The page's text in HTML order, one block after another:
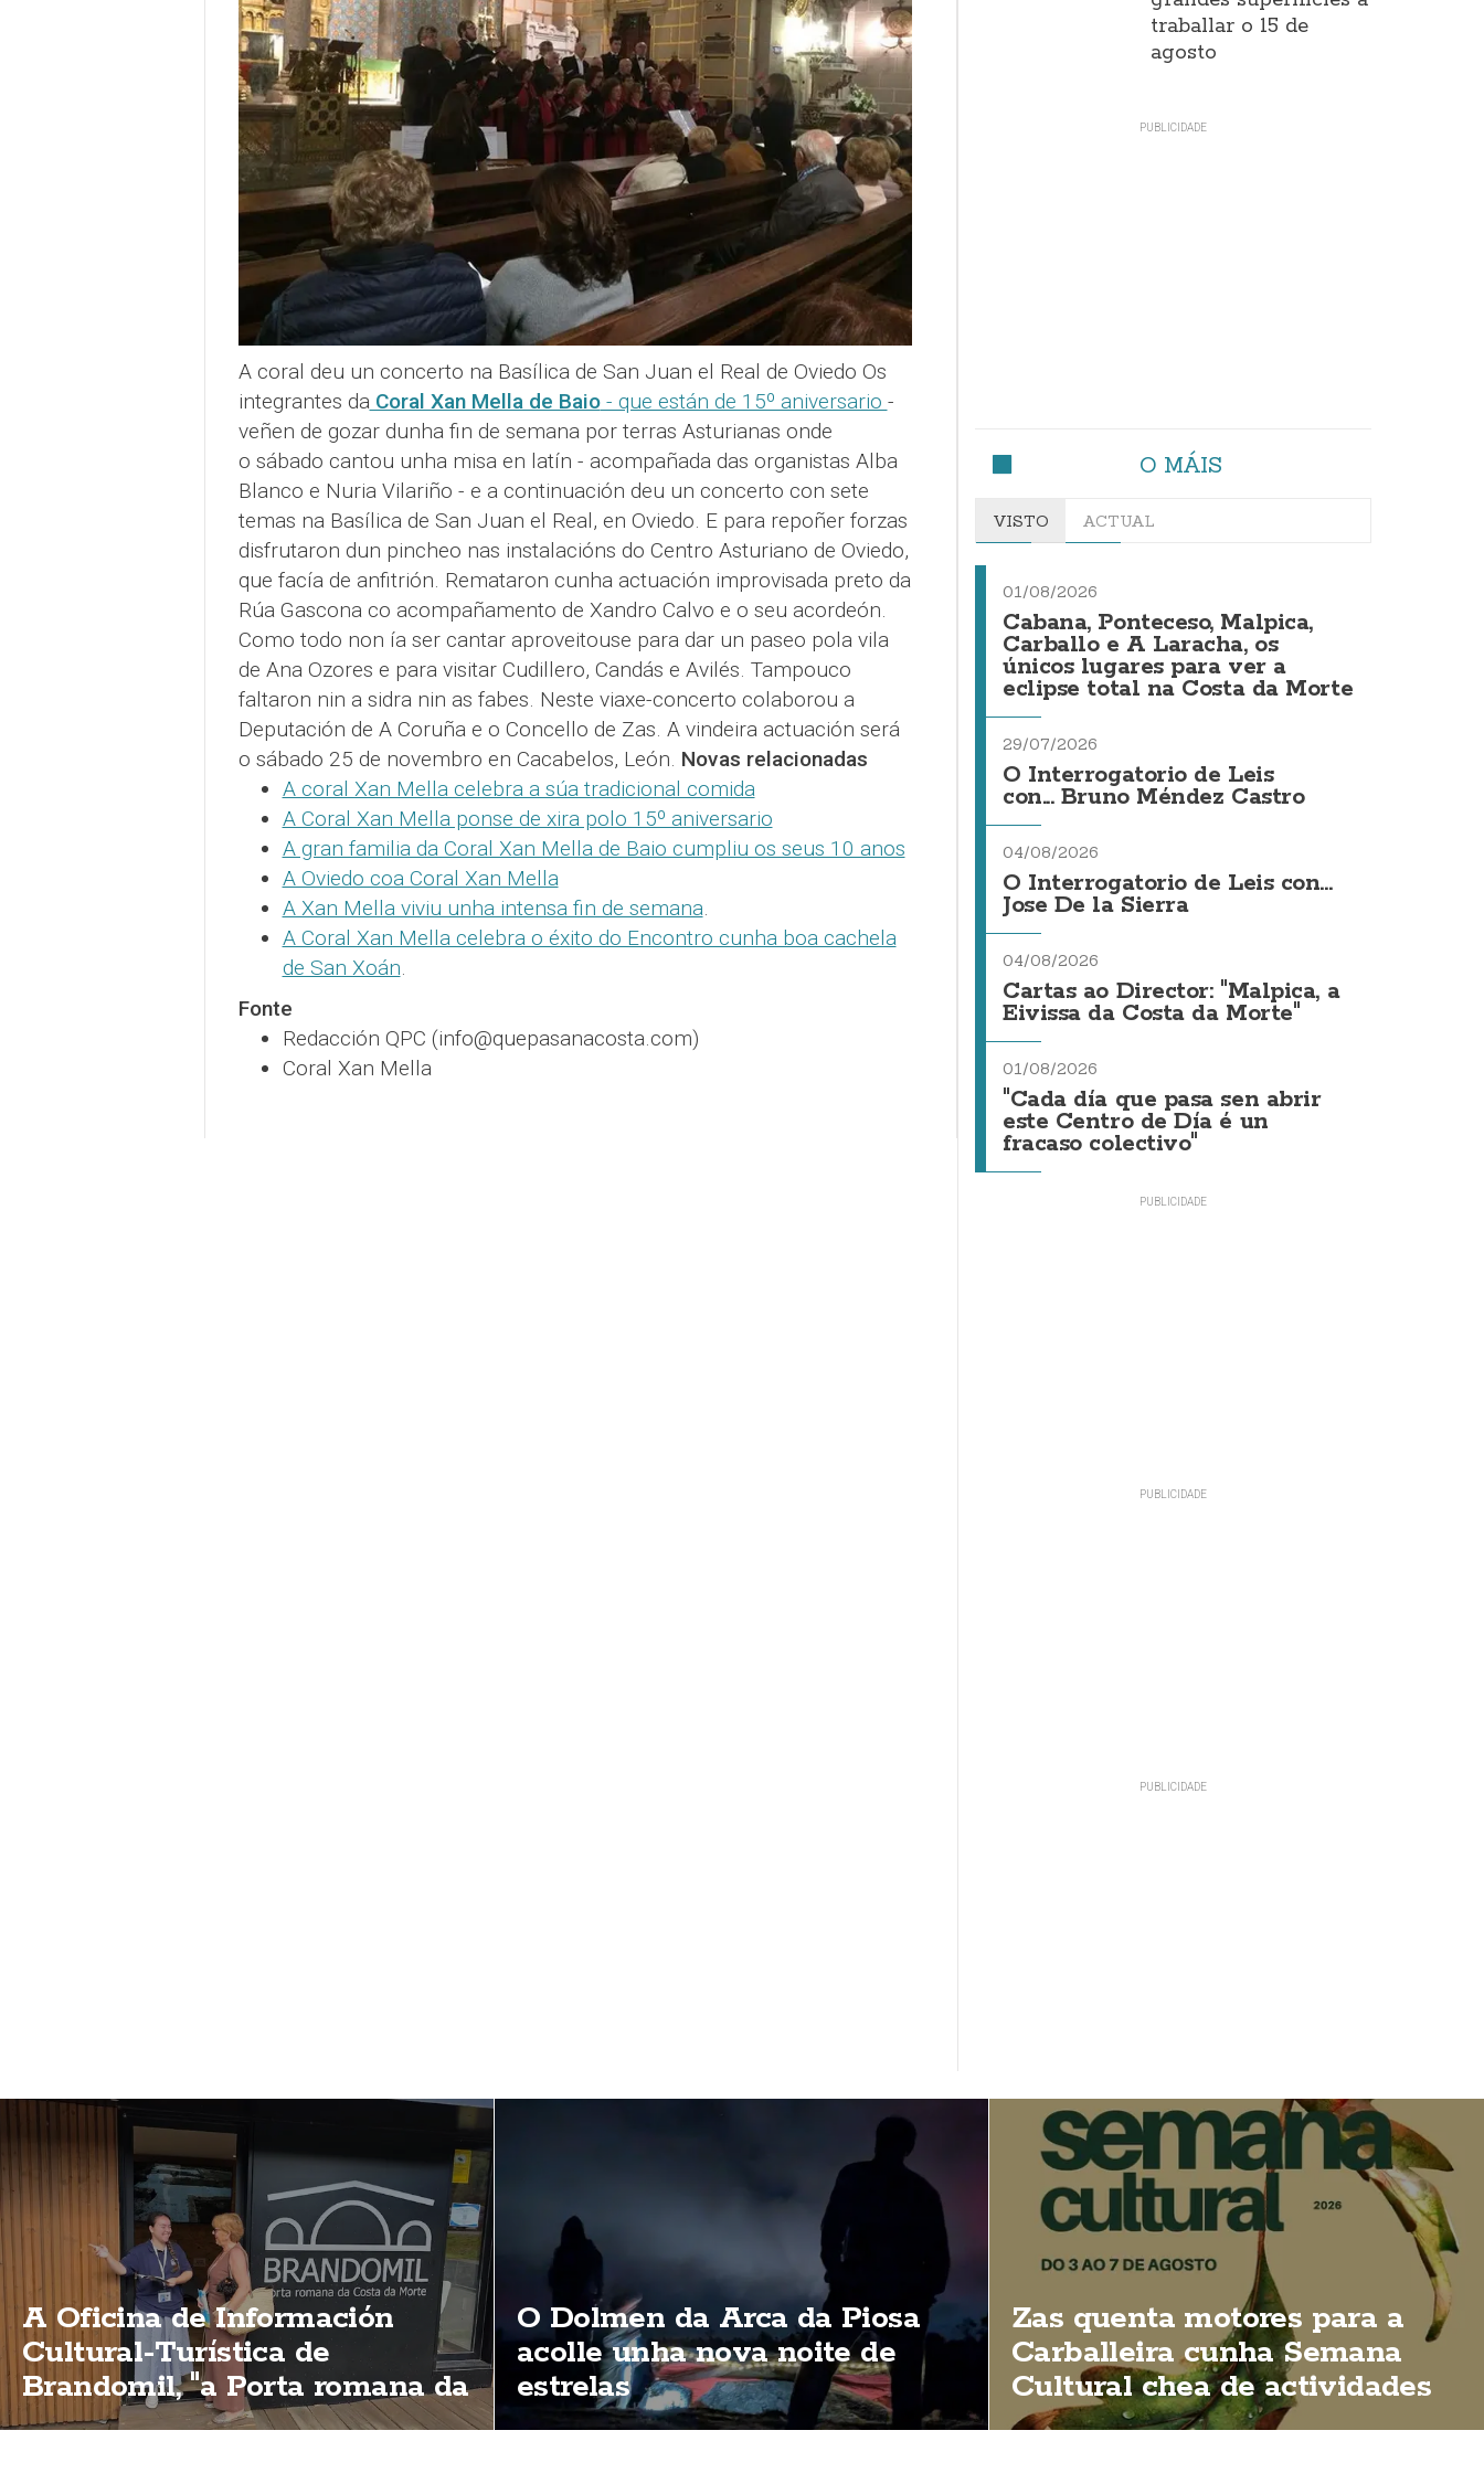
A coral deu un concerto na Basílica de San Juan el Real de Oviedo Os
integrantes daCoral Xan Mella de Baio- que están de 15º aniversario -
veñen de gozar dunha fin de semana por terras Asturianas onde
o sábado cantou unha misa en latín - acompañada das organistas Alba
Blanco e Nuria Vilariño - e a continuación deu un concerto con sete
temas na Basílica de San Juan el Real, en Oviedo. E para repoñer forzas
disfrutaron dun pincheo nas instalacións do Centro Asturiano de Oviedo,
que facía de anfitrión. Remataron cunha actuación improvisada preto da
Rúa Gascona co acompañamento de Xandro Calvo e o seu acordeón.
Como todo non ía ser cantar aproveitouse para dar un paseo pola vila
de Ana Ozores e para visitar Cudillero, Candás e Avilés. Tampouco
faltaron nin a sidra nin as fabes. Neste viaxe-concerto colaborou a
Deputación de A Coruña e o Concello de Zas. A vindeira actuación será
o sábado 25 de novembro en Cacabelos, León. Novas relacionadas
A coral Xan Mella celebra a súa tradicional comida
A Coral Xan Mella ponse de xira polo 15º aniversario
A gran familia da Coral Xan Mella de Baio cumpliu os seus 10 anos
A Oviedo coa Coral Xan Mella
A Xan Mella viviu unha intensa fin de semana.
A Coral Xan Mella celebra o éxito do Encontro cunha boa cachela
de San Xoán.
Fonte
Redacción QPC (info@quepasanacosta.com)
Coral Xan Mella
traballar o 15 de
agosto
O MÁIS
VISTO ACTUAL
01/08/2026
Cabana, Ponteceso, Malpica,
Carballo e A Laracha, os
únicos lugares para ver a
eclipse total na Costa da Morte
29/07/2026
O Interrogatorio de Leis
con... Bruno Méndez Castro
04/08/2026
O Interrogatorio de Leis con...
Jose De la Sierra
04/08/2026
Cartas ao Director: "Malpica, a
Eivissa da Costa da Morte"
01/08/2026
"Cada día que pasa sen abrir
este Centro de Día é un
fracaso colectivo"
A Oficina de Información
Cultural-Turística de
Brandomil, "a Porta romana da
Costa da Morte"
O Dolmen da Arca da Piosa
acolle unha nova noite de
estrelas
Zas quenta motores para a
Carballeira cunha Semana
Cultural chea de actividades